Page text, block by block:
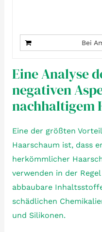
Bei
Eine Analyse
negativen
nachhaltigem
Eine der größten
Haarschaum ist, dass
herkömmlicher
verwenden in der
abbaubare
schädlichen
und Silikonen.